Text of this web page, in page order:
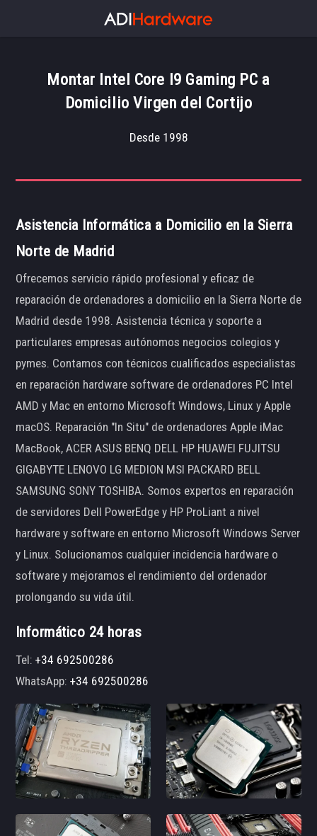
Montar Intel Core I9 Gaming PC a
Domicilio Virgen del Cortijo
Desde 1998
Asistencia Informática a Domicilio en la Sierra
Norte de Madrid
Ofrecemos servicio rápido profesional y eficaz de
reparación de ordenadores a domicilio en la Sierra Norte de
Madrid desde 1998. Asistencia técnica y soporte a
particulares empresas autónomos negocios colegios y
pymes. Contamos con técnicos cualificados especialistas
en reparación hardware software de ordenadores PC Intel
AMD y Mac en entorno Microsoft Windows, Linux y Apple
macOS. Reparación "In Situ" de ordenadores Apple iMac
MacBook, ACER ASUS BENQ DELL HP HUAWEI FUJITSU
GIGABYTE LENOVO LG MEDION MSI PACKARD BELL
SAMSUNG SONY TOSHIBA. Somos expertos en reparación
de servidores Dell PowerEdge y HP ProLiant a nivel
hardware y software en entorno Microsoft Windows Server
y Linux. Solucionamos cualquier incidencia hardware o
software y mejoramos el rendimiento del ordenador
prolongando su vida útil.
Informático 24 horas
Tel:+34 692500286
WhatsApp:+34 692500286